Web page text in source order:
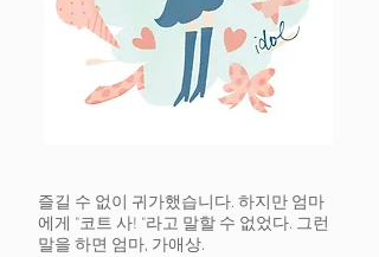
즐길 수 없이 귀가했습니다. 하지만 엄마
에게 "코트 사! "라고 말할 수 없었다. 그런
말을 하면 엄마, 가애상.